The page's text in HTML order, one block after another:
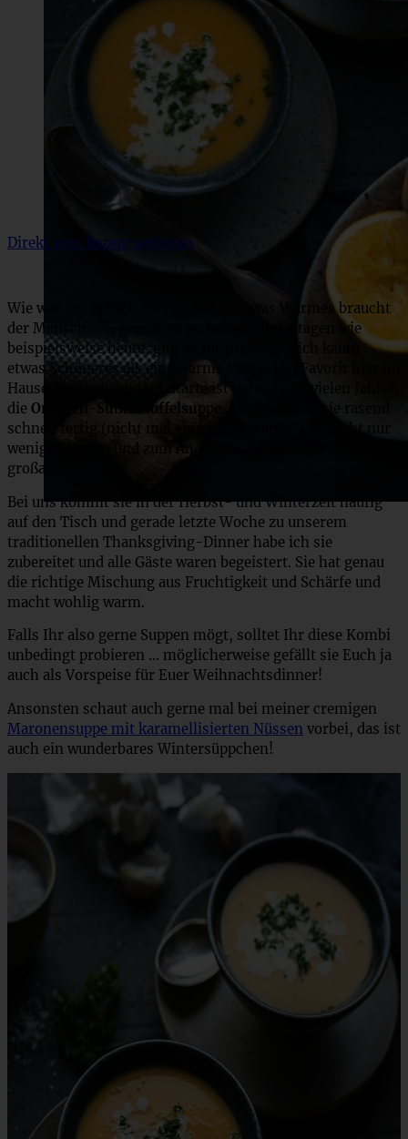
Direkt zum Rezept springen
Wie war der Spruch doch gleich: „Etwas Warmes braucht
der Mensch …“, gerade an so kalten Wintertagen wie
beispielsweise heute, gibt es für mich wirklich kaum
etwas Schöneres als eine warme Suppe. Ein Favorit hier im
Hause ZimtkeksundApfeltarte ist bereits seit vielen Jahren
die Orangen-Süßkartoffelsuppe
schnell fertig (nicht mal eine halbe Stunde!), braucht nur
wenige Zutaten und zum Anderen schmeckt sie einfach
großartig.
Bei uns kommt sie in der Herbst- und Winterzeit häufig
auf den Tisch und gerade letzte Woche zu unserem
traditionellen Thanksgiving-Dinner habe ich sie
zubereitet und alle Gäste waren begeistert. Sie hat genau
die richtige Mischung aus Fruchtigkeit und Schärfe und
macht wohlig warm.
Falls Ihr also gerne Suppen mögt, solltet Ihr diese Kombi
unbedingt probieren … möglicherweise gefällt sie Euch ja
auch als Vorspeise für Euer Weihnachtsdinner!
Ansonsten schaut auch gerne mal bei meiner cremigen
Maronensuppe mit karamellisierten Nüssen vorbei, das ist
auch ein wunderbares Wintersüppchen!